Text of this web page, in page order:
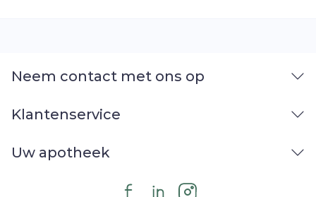
Neem contact met ons op
Klantenservice
Uw apotheek